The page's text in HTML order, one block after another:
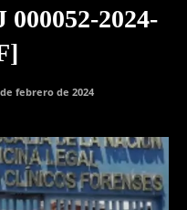
2024-
de febrero de 2024